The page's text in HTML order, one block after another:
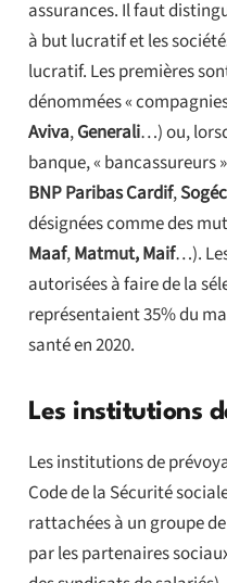
assurances. Il faut
à but lucratif et les
lucratif. Les premières
dénommées «
Aviva,Generali…) ou,
banque, « bancassureurs
BNP Paribas Cardif,
désignées comme des
Maaf,Matmut, Maif…).
autorisées à faire de la
représentaient 35% du
santé en 2020.
Les institutions
Les institutions de
Code de la Sécurité
rattachées à un groupe
par les partenaires